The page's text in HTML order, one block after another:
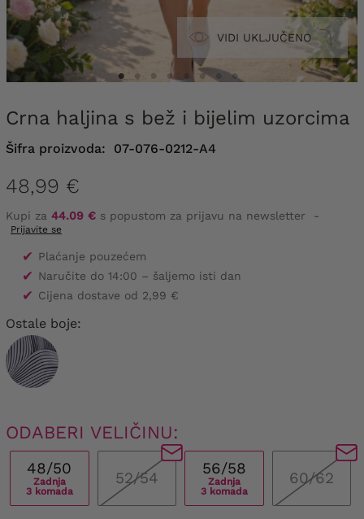
VIDI UKLJUČENO
Crna haljina s bež i bijelim uzorcima
Šifra proizvoda: 07-076-0212-A4
48,99 €
Kupi za 44.09 € s popustom za prijavu na newsletter -
Prijavite se
✔ Plaćanje pouzećem
✔ Naručite do 14:00 – šaljemo isti dan
✔ Cijena dostave od 2,99 €
Ostale boje:
ODABERI VELIČINU:
48/50
Zadnja
3 komada
52/54
56/58
Zadnja
3 komada
60/62